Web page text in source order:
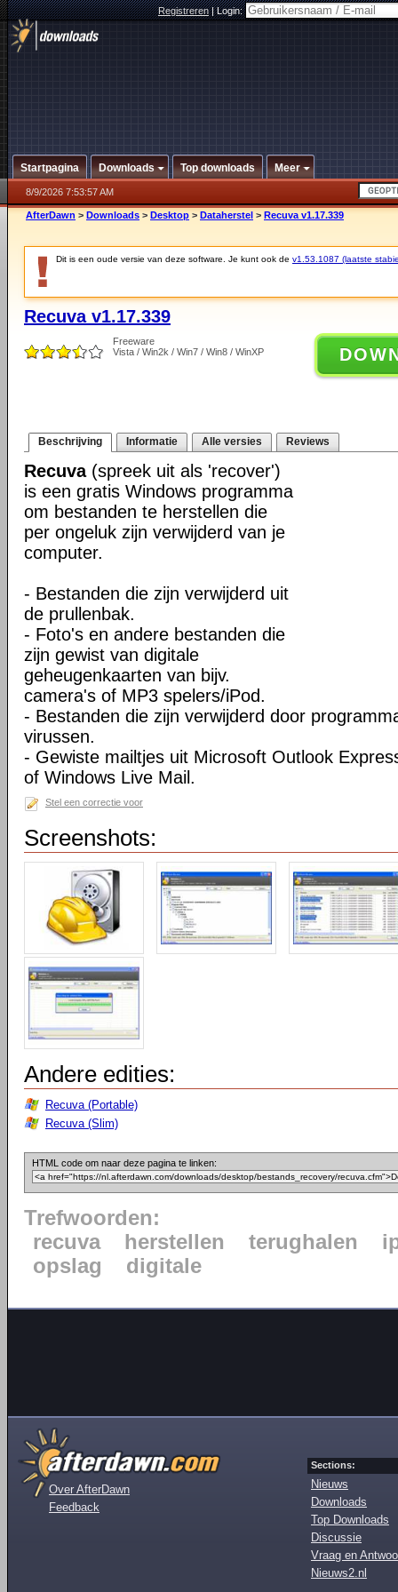
Registreren|Login:
Startpagina Downloads Top downloads Meer
8/9/2026 7:53:57 AM
AfterDawn > Downloads > Desktop > Dataherstel > Recuva v1.17.339
Dit is een oude versie van deze software. Je kunt ook de v1.53.1087 (laatste
Recuva v1.17.339
Freeware
Vista / Win2k / Win7 / Win8 / WinXP
Beschrijving Informatie Alle versies Reviews
Recuva(spreek uit als 'recover')
is een gratis Windows programma
om bestanden te herstellen die
per ongeluk zijn verwijderd van je
computer.
- Bestanden die zijn verwijderd uit
de prullenbak.
- Foto's en andere bestanden die
zijn gewist van digitale
geheugenkaarten van bijv.
camera's of MP3 spelers/iPod.
- Bestanden die zijn verwijderd door
virussen.
- Gewiste mailtjes uit Microsoft Outlook
of Windows Live Mail.
Stel een correctie voor
Screenshots:
Andere edities:
Recuva (Portable)
Recuva (Slim)
HTML code om naar deze pagina te linken:
Trefwoorden:
recuva
herstellen terughalen
opslag
digitale
Over AfterDawn
Feedback
Sections:
Nieuws
Downloads
Top Downloads
Discussie
Vraag en
Nieuws2.nl